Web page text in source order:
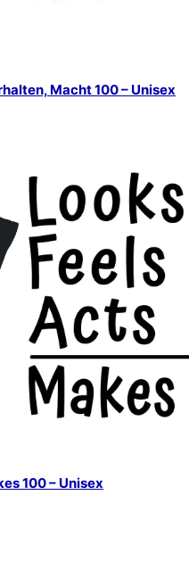
Macht 100 – Unisex
100 – Unisex